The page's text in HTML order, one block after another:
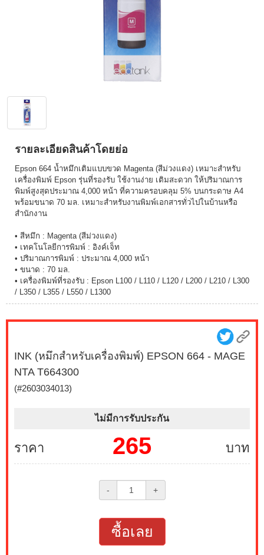
รายละเอียดสินค้าโดยย่อ
Epson 664 น้ำหมึกเติมแบบขวด Magenta (สีม่วงแดง) เหมาะสำหรับ
เครื่องพิมพ์ Epson รุ่นที่รองรับ ใช้งานง่าย เติมสะดวก ให้ปริมาณการ
พิมพ์สูงสุดประมาณ 4,000 หน้า ที่ความครอบคลุม 5% บนกระดาษ A4
พร้อมขนาด 70 มล. เหมาะสำหรับงานพิมพ์เอกสารทั่วไปในบ้านหรือ
สำนักงาน
• สีหมึก : Magenta (สีม่วงแดง)
• เทคโนโลยีการพิมพ์ : อิงค์เจ็ท
• ปริมาณการพิมพ์ : ประมาณ 4,000 หน้า
• ขนาด : 70 มล.
• เครื่องพิมพ์ที่รองรับ : Epson L100 / L110 / L120 / L200 / L210 / L300
/ L350 / L355 / L550 / L1300
INK (หมึกสำหรับเครื่องพิมพ์) EPSON 664 - MAGE
NTA T664300
(#2603034013)
ไม่มีการรับประกัน
ราคา บาท
265
- +
ซื้อเลย